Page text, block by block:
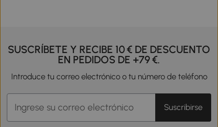
SUSCRÍBETE Y RECIBE 10 € DE DESCUENTO
EN PEDIDOS DE +79 €.
Introduce tu correo electrónico o tu número de teléfono
Suscribirse